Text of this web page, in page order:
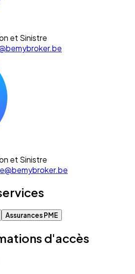
et Sinistre
et Sinistre
Assurances PME
d'accès